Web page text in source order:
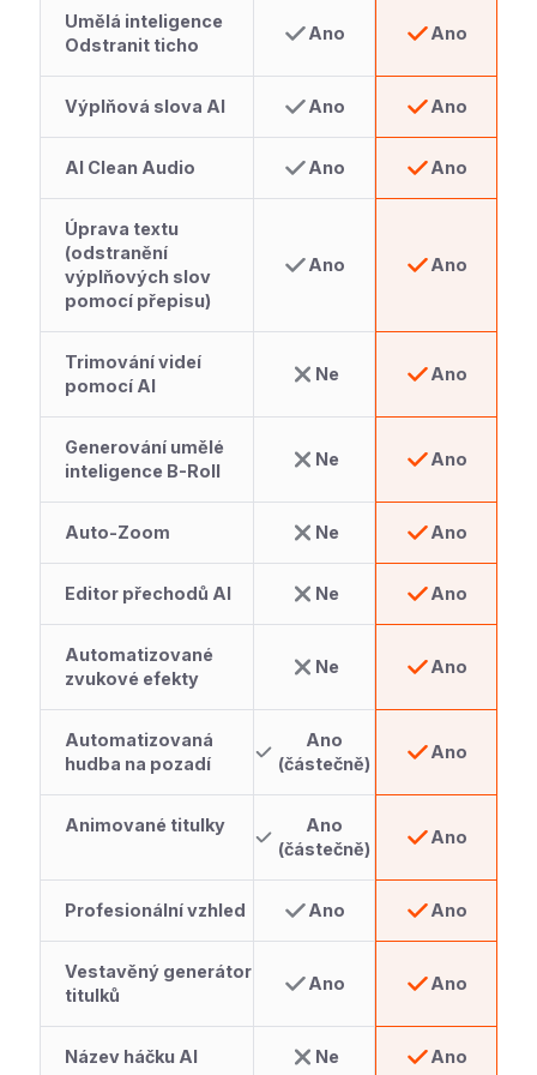
Umělá inteligence
Odstranit ticho
Ano Ano
Výplňová slova AI Ano Ano
AI Clean Audio Ano Ano
Úprava textu
(odstranění
výplňových slov
pomocí přepisu)
Ano Ano
Trimování videí
pomocí AI
Ne Ano
Generování umělé
inteligence B-Roll
Ne Ano
Auto-Zoom Ne Ano
Editor přechodů AI Ne Ano
Automatizované
zvukové efekty
Ne Ano
Automatizovaná
hudba na pozadí
Ano
(částečně)
Ano
Animované titulky
Ano
(částečně)
Ano
Profesionální vzhled Ano Ano
Vestavěný generátor
titulků
Ano Ano
Název háčku AI Ne Ano